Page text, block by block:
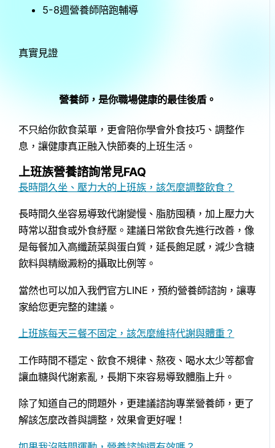
5-8週營養師陪跑輔導
真實見證
營養師，是你職場健康的最佳後盾。
不只給你飲食菜單，更會陪你學會外食技巧、調整作
息，讓健康真正融入快節奏的上班生活。
上班族營養諮詢常見FAQ
長時間久坐、壓力大的上班族，該怎麼調整飲食？
長時間久坐容易導致代謝變慢、脂肪囤積，加上壓力大
時常以甜食或外食紓壓。建議日常飲食先進行改善，像
是每餐加入高纖蔬菜與蛋白質，延長飽足感，減少含糖
飲料與精緻澱粉的攝取比例等。
當然也可以加入我們官方LINE，預約營養師諮詢，讓專
家給您更完整的建議。
上班族每天三餐不固定，該怎麼維持代謝與體重？
工作時間不穩定、飲食不規律、熬夜、喝水太少等都會
讓血糖與代謝紊亂，長期下來容易導致體脂上升。
除了知道自己的問題外，更建議諮詢專業營養師，更了
解該怎麼改善與調整，效果會更好喔！